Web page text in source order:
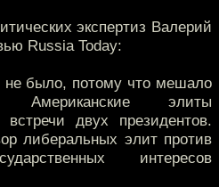
экспертиз Валерий
Russia Today:
было, потому что мешало
Американские элиты
двух президентов.
либеральных элит против
интересов